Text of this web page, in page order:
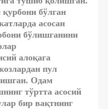
бўлган
асосан
бўлишганини
алоқага
пул
Одам
тўртта асосий
бир вақтнинг